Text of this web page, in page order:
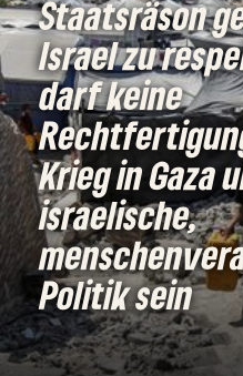
Staatsräson
Israel zu
darf keine
Krieg in Gaza
israelische,
Politik sein